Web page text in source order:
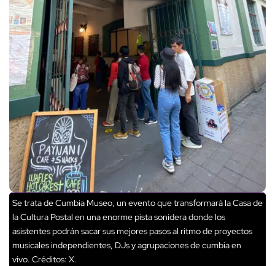
Se trata de Cumbia Museo, un evento que transformará la Casa de
la Cultura Postal en una enorme pista sonidera donde los
asistentes podrán sacar sus mejores pasos al ritmo de proyectos
musicales independientes, DJs y agrupaciones de cumbia en
vivo. Créditos: X.